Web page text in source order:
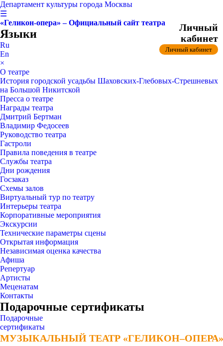
Департамент культуры города Москвы
☰
«Геликон-опера» – Официальный сайт театра
Языки
Ru
En
×
О театре
История городской усадьбы Шаховских-Глебовых-Стрешневых
на Большой Никитской
Пресса о театре
Награды театра
Дмитрий Бертман
Владимир Федосеев
Руководство театра
Гастроли
Правила поведения в театре
Службы театра
Дни рождения
Госзаказ
Схемы залов
Виртуальный тур по театру
Интерьеры театра
Корпоративные мероприятия
Экскурсии
Технические параметры сцены
Открытая информация
Независимая оценка качества
Афиша
Репертуар
Артисты
Меценатам
Контакты
Подарочные сертификаты
Подарочные
сертификаты
МУЗЫКАЛЬНЫЙ ТЕАТР «ГЕЛИКОН–ОПЕРА»
МУЗЫКАЛЬНЫЙ ТЕАТР «ГЕЛИКОН–ОПЕРА»
Личный
кабинет
Личный кабинет